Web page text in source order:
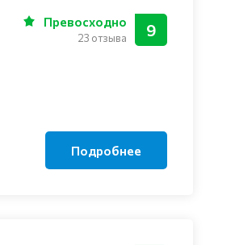
9
Превосходно
23 отзыва
Подробнее